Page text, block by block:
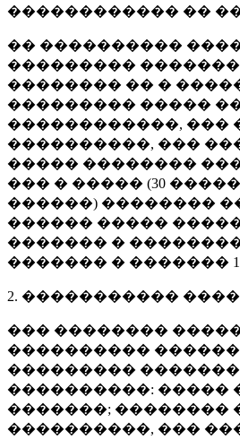
������������ ��
�� ����������
���������
�������� �� �
��������� �����
������������, ���
����������, ���
����� ��������
��� � ����� (30 �����
������) ��������
������ �����
������� �
������� � �������
2. �����������
��� ��������
����������
���������
����������: �����
�������; ��������
����������, ���